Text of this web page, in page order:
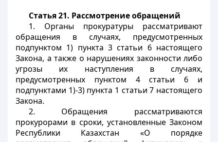
Статья 21. Рассмотрение обращений
1. Органы прокуратуры рассматривают
обращения в случаях, предусмотренных
подпунктом 1) пункта 3 статьи 6 настоящего
Закона, а также о нарушениях законности либо
угрозы их наступления в случаях,
предусмотренных пунктом 4 статьи 6 и
подпунктами 1)-3) пункта 1 статьи 7 настоящего
Закона.
2. Обращения рассматриваются
прокурорами в сроки, установленные Законом
Республики Казахстан «О порядке